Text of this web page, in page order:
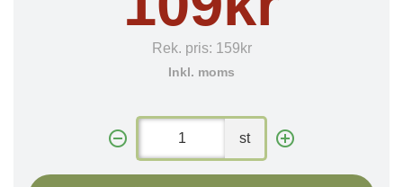
Rek. pris: 159kr
Inkl. moms
st